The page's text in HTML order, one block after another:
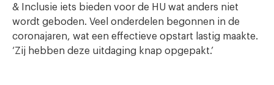
& Inclusie iets bieden voor de HU wat anders niet
wordt geboden. Veel onderdelen begonnen in de
coronajaren, wat een effectieve opstart lastig maakte.
‘Zij hebben deze uitdaging knap opgepakt.’